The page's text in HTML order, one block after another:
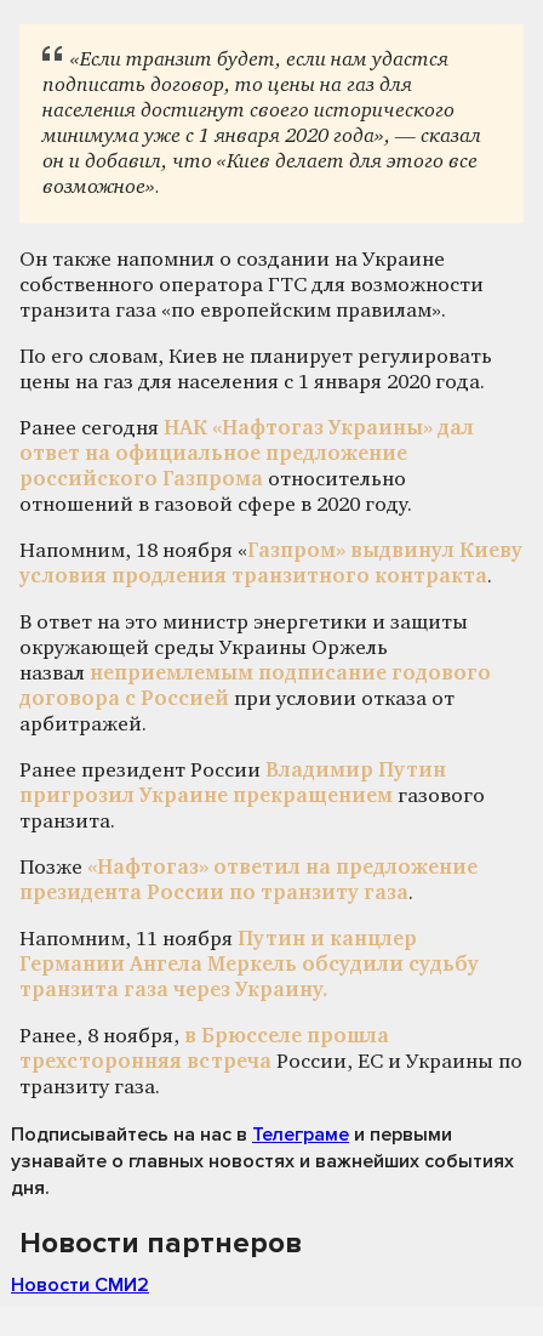
«Если транзит будет, если нам удастся
подписать договор, то цены на газ для
населения достигнут своего исторического
минимума уже с 1 января 2020 года», — сказал
он и добавил, что «Киев делает для этого все
возможное».
Он также напомнил о создании на Украине
собственного оператора ГТС для возможности
транзита газа «по европейским правилам».
По его словам, Киев не планирует регулировать
цены на газ для населения с 1 января 2020 года.
Ранее сегодня НАК «Нафтогаз Украины» дал
ответ на официальное предложение
российского Газпрома относительно
отношений в газовой сфере в 2020 году.
Напомним, 18 ноября «Газпром» выдвинул Киеву
условия продления транзитного контракта.
В ответ на это министр энергетики и защиты
окружающей среды Украины Оржель
назвал неприемлемым подписание годового
договора с Россией при условии отказа от
арбитражей.
Ранее президент России Владимир Путин
пригрозил Украине прекращением газового
транзита.
Позже «Нафтогаз» ответил на предложение
президента России по транзиту газа.
Напомним, 11 ноября Путин и канцлер
Германии Ангела Меркель обсудили судьбу
транзита газа через Украину.
Ранее, 8 ноября, в Брюсселе прошла
трехсторонняя встреча России, ЕС и Украины по
транзиту газа.
Подписывайтесь на нас в Телеграме и первыми
узнавайте о главных новостях и важнейших событиях
дня.
Новости партнеров
Новости СМИ2